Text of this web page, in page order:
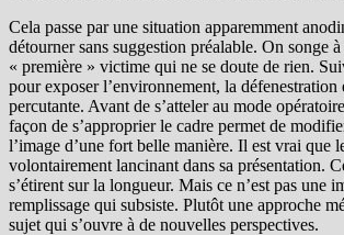
Cela passe par une situation apparemment
détourner sans suggestion préalable. On songe
« première » victime qui ne se doute de rien.
pour exposer l’environnement, la défenestration
percutante. Avant de s’atteler au mode
façon de s’approprier le cadre permet de
l’image d’une fort belle manière. Il est vrai que
volontairement lancinant dans sa présentation.
s’étirent sur la longueur. Mais ce n’est pas une
remplissage qui subsiste. Plutôt une approche
sujet qui s’ouvre à de nouvelles perspectives.